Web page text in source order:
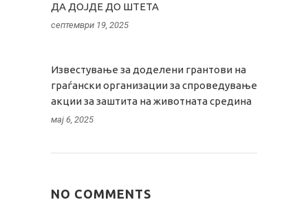
ДА ДОЈДЕ ДО ШТЕТА
септември 19, 2025
Известување за доделени грантови на
граѓански организации за спроведување
акции за заштита на животната средина
мај 6, 2025
NO COMMENTS